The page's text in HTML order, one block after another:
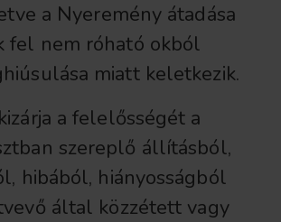
a Nyeremény átadása
fel nem róható okból
miatt keletkezik.
a felelősségét a
szereplő állításból,
hibából, hiányosságból
által közzétett vagy